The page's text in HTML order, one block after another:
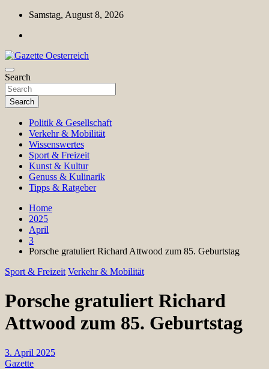
Skip
content
Samstag, August 8, 2026
Gazette Oesterreich
Magazin für Freizeit, Politik, Kultur & Wissenschaft
Search
Search
Politik & Gesellschaft
Verkehr & Mobilität
Wissenswertes
Sport & Freizeit
Kunst & Kultur
Genuss & Kulinarik
Tipps & Ratgeber
Home
2025
April
3
Porsche gratuliert Richard Attwood zum 85. Geburtstag
Sport & Freizeit Verkehr & Mobilität
Porsche gratuliert Richard
Attwood zum 85. Geburtstag
3. April 2025
Gazette